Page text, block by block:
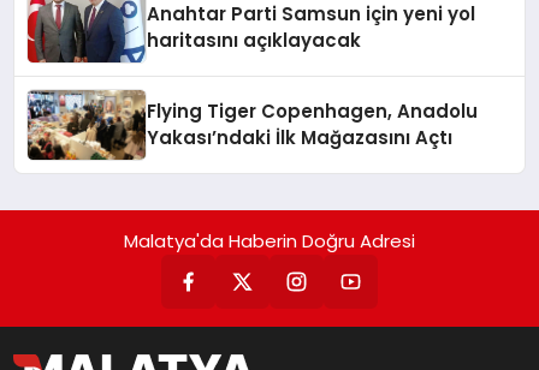
Anahtar Parti Samsun için yeni yol
haritasını açıklayacak
Flying Tiger Copenhagen, Anadolu
Yakası’ndaki İlk Mağazasını Açtı
Malatya'da Haberin Doğru Adresi